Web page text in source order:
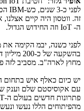
זה. ווטסון היה קיים
ה- IoT וזה החידוש הגדול.
לפני כשנה, יבמ הקימה את
בהשקעה
מחוץ לארה"ב. מסביב לזה
יש כיום כאלף איש בתחום
עם אקוסיסטם שלם וענק
פתרונות חדשים בעולם ה-
מהפיתוחים הללו נעשו